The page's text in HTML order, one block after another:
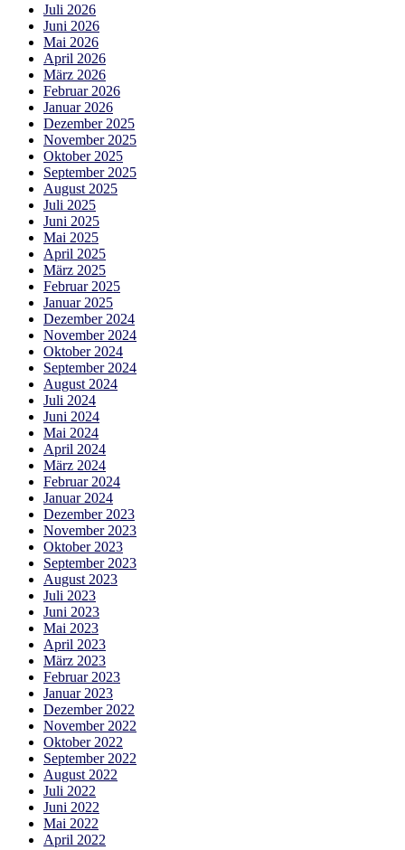
Juli 2026
Juni 2026
Mai 2026
April 2026
März 2026
Februar 2026
Januar 2026
Dezember 2025
November 2025
Oktober 2025
September 2025
August 2025
Juli 2025
Juni 2025
Mai 2025
April 2025
März 2025
Februar 2025
Januar 2025
Dezember 2024
November 2024
Oktober 2024
September 2024
August 2024
Juli 2024
Juni 2024
Mai 2024
April 2024
März 2024
Februar 2024
Januar 2024
Dezember 2023
November 2023
Oktober 2023
September 2023
August 2023
Juli 2023
Juni 2023
Mai 2023
April 2023
März 2023
Februar 2023
Januar 2023
Dezember 2022
November 2022
Oktober 2022
September 2022
August 2022
Juli 2022
Juni 2022
Mai 2022
April 2022